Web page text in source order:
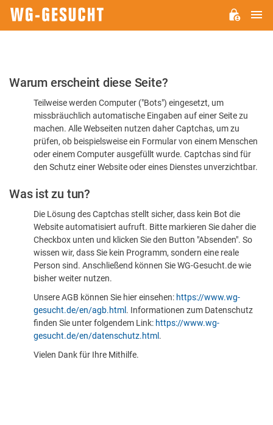
Bitte
dass
sind
Warum erscheint diese Seite?
Teilweise werden Computer ("Bots") eingesetzt, um
missbräuchlich automatische Eingaben auf einer Seite zu
machen. Alle Webseiten nutzen daher Captchas, um zu
prüfen, ob beispielsweise ein Formular von einem Menschen
oder einem Computer ausgefüllt wurde. Captchas sind für
den Schutz einer Website oder eines Dienstes unverzichtbar.
Was ist zu tun?
Die Lösung des Captchas stellt sicher, dass kein Bot die
Website automatisiert aufruft. Bitte markieren Sie daher die
Checkbox unten und klicken Sie den Button "Absenden". So
wissen wir, dass Sie kein Programm, sondern eine reale
Person sind. Anschließend können Sie WG-Gesucht.de wie
bisher weiter nutzen.
Unsere AGB können Sie hier einsehen: https://www.wg-
gesucht.de/en/agb.html . Informationen zum Datenschutz
finden Sie unter folgendem Link: https://www.wg-
gesucht.de/en/datenschutz.html .
Vielen Dank für Ihre Mithilfe.